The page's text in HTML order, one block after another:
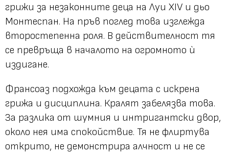
грижи за незаконните деца на Луи XIV и дьо
Монтеспан. На пръв поглед това изглежда
второстепенна роля. В действителност тя
се превръща в началото на огромното ѝ
издигане.
Франсоаз подхожда към децата с искрена
грижа и дисциплина. Кралят забелязва това.
За разлика от шумния и интригантски двор,
около нея има спокойствие. Тя не флиртува
открито, не демонстрира алчност и не се